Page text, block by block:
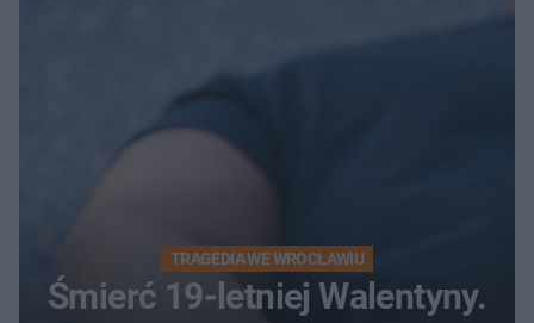
TRAGEDIA WE WROCŁAWIU
Śmierć 19-letniej Walentyny.